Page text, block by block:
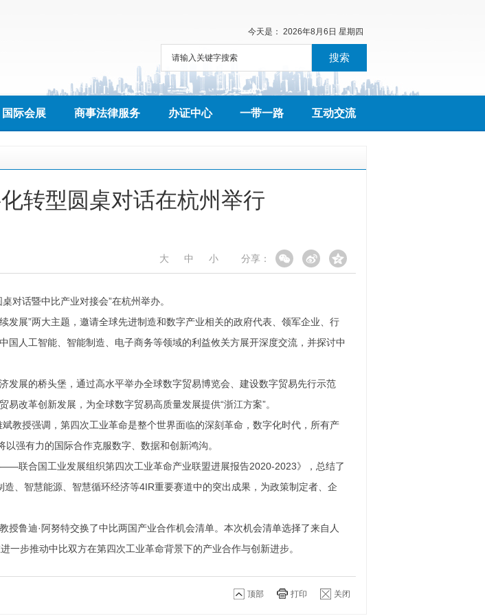
今天是： 2026年8月6日 星期四
搜索
国际会展 商事法律服务 办证中心 一带一路 互动交流
转型圆桌对话在杭州举行
分享：
大 中 小
对话暨中比产业对接会”在杭州举办。
发展”两大主题，邀请全球先进制造和数字产业相关的政府代表、领军企业、行
人工智能、智能制造、电子商务等领域的利益攸关方展开深度交流，并探讨中
发展的桥头堡，通过高水平举办全球数字贸易博览会、建设数字贸易先行示范
改革创新发展，为全球数字贸易高质量发展提供“浙江方案”。
教授强调，第四次工业革命是整个世界面临的深刻革命，数字化时代，所有产
强有力的国际合作克服数字、数据和创新鸿沟。
联合国工业发展组织第四次工业革命产业联盟进展报告2020-2023》，总结了
、智慧能源、智慧循环经济等4IR重要赛道中的突出成果，为政策制定者、企
鲁迪·阿努特交换了中比两国产业合作机会清单。本次机会清单选择了来自人
步推动中比双方在第四次工业革命背景下的产业合作与创新进步。
顶部 打印 关闭